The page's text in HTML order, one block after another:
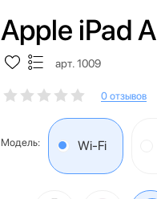
Apple iPad
арт. 1009
0 отзывов
Модель: Wi-Fi